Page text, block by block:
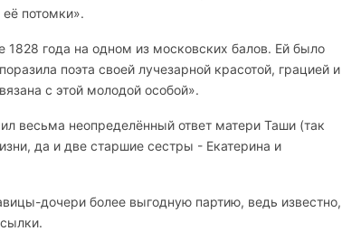
потомки».
года на одном из московских балов. Ей было
поэта своей лучезарной красотой, грацией и
с этой молодой особой».
весьма неопределённый ответ матери Таши (так
да и две старшие сестры - Екатерина и
дочери более выгодную партию, ведь известно,